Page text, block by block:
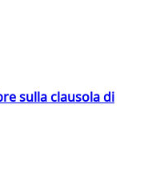
sulla clausola di